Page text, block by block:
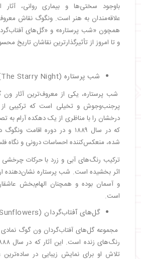
باوجود سختی‌ها و بیماری روانی،
علاقه‌مندان به هنر است. ونگوگ نقاش
همچون «شب پرستاره» و «گل‌های
و تا امروز از تأثیرگذارترین نقاشان تاریخ
شب پرستاره (The Starry Night)
شب پرستاره، یکی از معروف‌ترین آثار ون
پرجنب‌وجوش و تخیلی است که ترکیبی از
درخشان را با مناظری از یک دهکده آرام به
که در سال ۱۸۸۹ و در دوره
شده، منعکس‌کننده احساسات درونی و نگاه
ترکیب رنگ‌های آبی و زرد با حرکات چرخشی
اثر بخشیده است. شب پرستاره نشان‌دهنده
و آسمان بوده و همچنان الهام‌بخش
است.
گل‌های آفتاب‌گردان (Sunflowers)
مجموعه گل‌های آفتاب‌گردان ون گوگ
تلاش او برای نمایش زیبایی در